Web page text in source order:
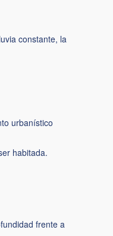
constante, la
urbanístico
habitada.
frente a